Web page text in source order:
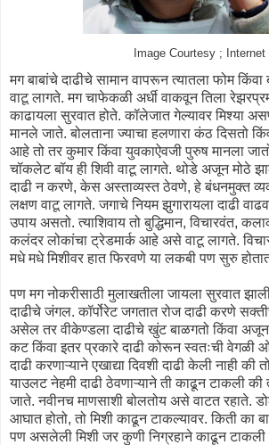
Image Courtesy ; Internet
मग बाबांचे दाढीचे सामान वापरून त्यातला फोम
वाटू लागते. मग चाफेकळी अर्धी वाकवून तिला
काढायला सुरवात होते. कॉलेजात गेल्यावर मिश्या
मानले जाते. बोलताना ज्याचा हलणारा कंठ दिसतो
आहे तो तर कुमार किंवा युवकाऐवजी पुरुष मानला
चॉकलेट बॉय ही शिवी वाटू लागते. थोडे अजून मोठे
दाढी न करणे, केस अस्ताव्यस्त ठेवणे, हे बंधनमुक्त
लक्षण वाटू लागते. जगाचे नियम झुगारायला दाढी
उपाय असतो. त्याशिवाय तो बुद्धिमान, विचारवंत,
कलंदर लोकांचा ट्रेडमार्क आहे असे वाटू लागते.
मधे मधे मिशीवर हात फिरवणे या लकबी पण सुरु
पण मग नोकरीसाठी मुलाखतीला जायला सुरवात
दाढीचे जंगल. कॉर्पोरेट जगतात रोज दाढी करणे
असेल तर वीकेण्डला दाढीचे खुंट बाळगतो किंवा
कट किंवा इतर प्रकारे दाढी कोरून स्वतःची वेगळी
दाढी करणाऱ्याने एखाद्या दिवशी दाढी केली नाही
याउलट नेहमी दाढी ठेवणाऱ्याने ती काढून टाकली
जाते. नवीनच माणसाशी बोलतोय असे वाटत रहाते.
आघात होतो, तो मिशी काढून टाकल्यावर. किती का
पण असलेली मिशी जर कुणी निग्रहाने काढून टाकली